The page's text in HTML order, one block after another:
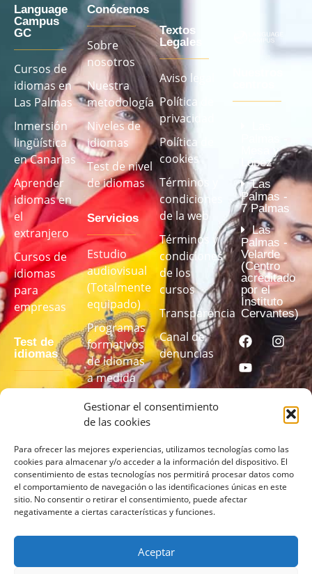
Gestionar el consentimiento
de las cookies
Para ofrecer las mejores experiencias, utilizamos tecnologías como las
cookies para almacenar y/o acceder a la información del dispositivo. El
consentimiento de estas tecnologías nos permitirá procesar datos como
el comportamiento de navegación o las identificaciones únicas en este
sitio. No consentir o retirar el consentimiento, puede afectar
negativamente a ciertas características y funciones.
Aceptar
Language
Campus
GC
Cursos de
idiomas en
Las Palmas
Inmersión
lingüística
en Canarias
Aprender
idiomas en
el
extranjero
Cursos de
idiomas
para
empresas
Test de
idiomas
para
conocer tu
nivel
REALIZA
AQUÍ
Conócenos
Sobre
nosotros
Nuestra
metodología
Niveles de
idiomas
Test de nivel
de idiomas
Servicios
Estudio
audiovisual
(Totalmente
equipado)
Programas
formativos
de idiomas
a medida
Textos
Legales
Aviso legal
Política de
privacidad
Política de
cookies
Términos y
condiciones
de la web
Términos y
condiciones
de los
cursos
Transparencia
Canal de
denuncias
Mesa y
López
Las
Palmas -
7 Palmas
Las
Palmas -
Velarde
(Centro
acreditado
por el
Instituto
Cervantes)